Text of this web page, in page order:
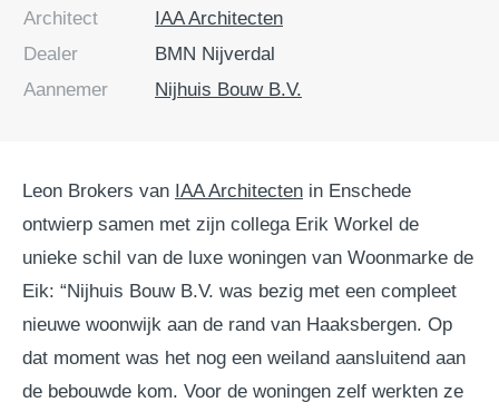
Architect
IAA Architecten
Dealer
BMN Nijverdal
Aannemer
Nijhuis Bouw B.V.
Leon Brokers van IAA Architecten in Enschede
ontwierp samen met zijn collega Erik Workel de
unieke schil van de luxe woningen van Woonmarke de
Eik: “Nijhuis Bouw B.V. was bezig met een compleet
nieuwe woonwijk aan de rand van Haaksbergen. Op
dat moment was het nog een weiland aansluitend aan
de bebouwde kom. Voor de woningen zelf werkten ze